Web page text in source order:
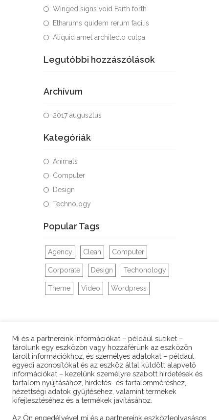
Winged signs void Earth forth
Etharums quidem rerum facilis
Aliquid amet architecto culpa
Legutóbbi hozzászólások
Archívum
2017 augusztus
Kategóriák
Animals
Computer
Design
Technology
Popular Tags
Agency Clean Computer
Corporate Design Techonology
Theme Video Wordpress
KAPCSOLAT / CONTACT
Mi és a partnereink információkat – például sütiket –
tárolunk egy eszközön vagy hozzáférünk az eszközön
tárolt információkhoz, és személyes adatokat – például
egyedi azonosítókat és az eszköz által küldött alapvető
információkat – kezelünk személyre szabott hirdetések és
tartalom nyújtásához, hirdetés- és tartalomméréshez,
nézettségi adatok gyűjtéséhez, valamint termékek
kifejlesztéséhez és a termékek javításához.
Az Ön engedélyével mi és a partnereink eszközleolvasásos